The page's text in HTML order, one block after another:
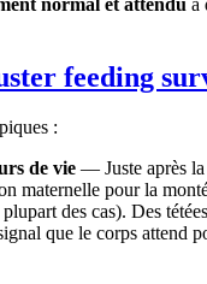
feeding
:
de vie — Juste après la
maternelle pour la
des cas). Des
que le corps attend